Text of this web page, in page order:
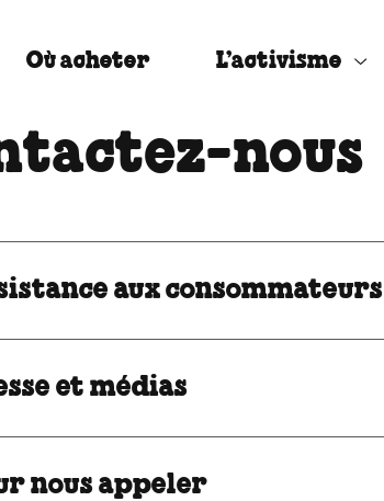
Où acheter L’activisme
nous
aux consommateurs
et médias
nous appeler